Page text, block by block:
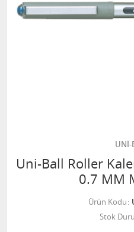
UNİ-
Uni-Ball Roller
0.7 MM
Ürün Kodu
Stok